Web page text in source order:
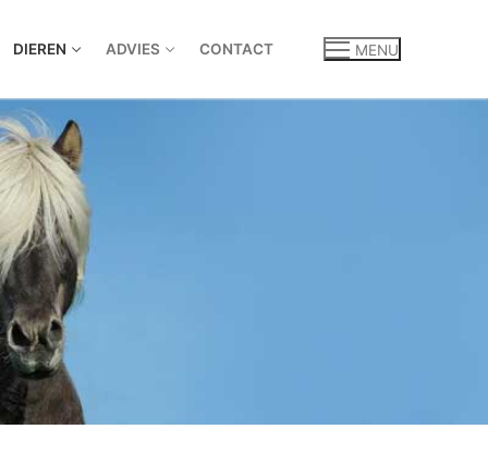
DIEREN ADVIES CONTACT MENU